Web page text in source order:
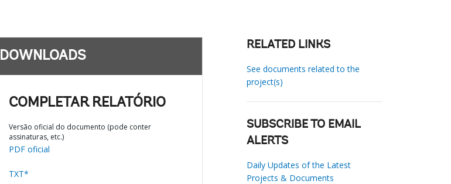
DOWNLOADS
COMPLETAR RELATÓRIO
Versão oficial do documento (pode conter
assinaturas, etc.)
PDF oficial
TXT*
RELATED LINKS
See documents related to the
project(s)
SUBSCRIBE TO EMAIL
ALERTS
Daily Updates of the Latest
Projects & Documents